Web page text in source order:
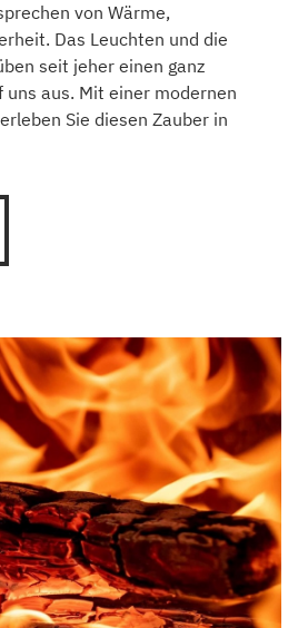
von Wärme,
Das Leuchten und die
seit jeher einen ganz
uns aus. Mit einer modernen
Sie diesen Zauber in